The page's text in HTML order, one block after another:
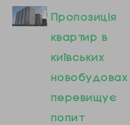
Пропозиція
квартир в
київських
новобудовах
перевищує
попит